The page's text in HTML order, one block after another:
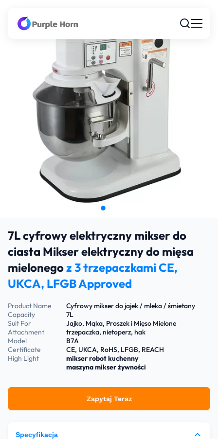
7L cyfrowy elektryczny mikser do
ciasta Mikser elektryczny do mięsa
mielonegoz 3 trzepaczkami CE,
UKCA, LFGB Approved
Product Name
Cyfrowy mikser do jajek / mleka / śmietany
Capacity
7L
Suit For
Jajko, Mąka, Proszek i Mięso Mielone
Attachment
trzepaczka, nietoperz, hak
Model
B7A
Certificate
CE, UKCA, RoHS, LFGB, REACH
High Light
mikser robot kuchenny
maszyna mikser żywności
Zapytaj Teraz
Specyfikacja